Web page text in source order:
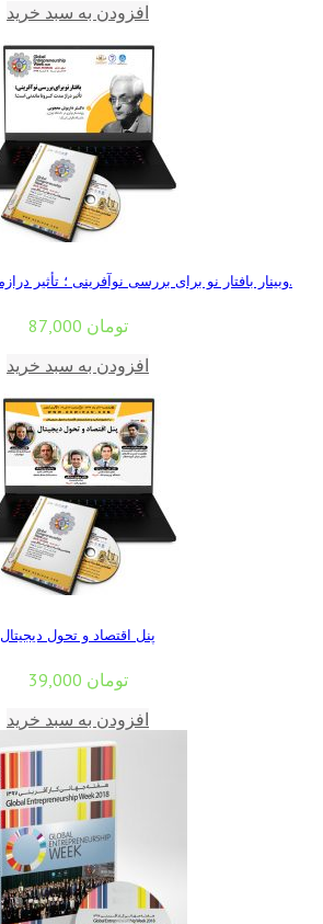
افزودن به سبد خرید
وبینار بافتار نو برای بررسی نوآفرینی ؛ تأثیر درازمدت کرونا ماندنی است.
87,000 تومان
افزودن به سبد خرید
پنل اقتصاد و تحول دیجیتال
39,000 تومان
افزودن به سبد خرید